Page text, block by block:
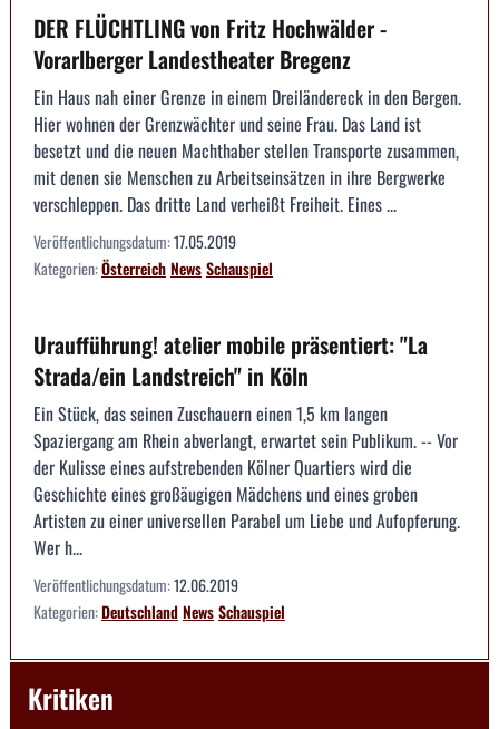
DER FLÜCHTLING von Fritz Hochwälder -
Vorarlberger Landestheater Bregenz
Ein Haus nah einer Grenze in einem Dreiländereck in den Bergen.
Hier wohnen der Grenzwächter und seine Frau. Das Land ist
besetzt und die neuen Machthaber stellen Transporte zusammen,
mit denen sie Menschen zu Arbeitseinsätzen in ihre Bergwerke
verschleppen. Das dritte Land verheißt Freiheit. Eines ...
Veröffentlichungsdatum:17.05.2019
Kategorien:ÖsterreichNewsSchauspiel
Uraufführung! atelier mobile präsentiert: "La
Strada/ein Landstreich" in Köln
Ein Stück, das seinen Zuschauern einen 1,5 km langen
Spaziergang am Rhein abverlangt, erwartet sein Publikum. -- Vor
der Kulisse eines aufstrebenden Kölner Quartiers wird die
Geschichte eines großäugigen Mädchens und eines groben
Artisten zu einer universellen Parabel um Liebe und Aufopferung.
Wer h...
Veröffentlichungsdatum:12.06.2019
Kategorien:DeutschlandNewsSchauspiel
Kritiken